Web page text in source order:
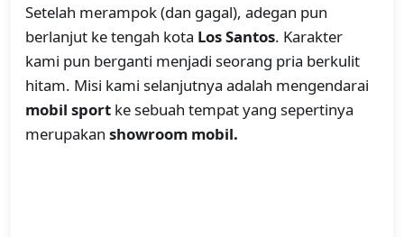
Setelah merampok (dan gagal), adegan pun
berlanjut ke tengah kota Los Santos. Karakter
kami pun berganti menjadi seorang pria berkulit
hitam. Misi kami selanjutnya adalah mengendarai
mobil sport ke sebuah tempat yang sepertinya
merupakan showroom mobil.